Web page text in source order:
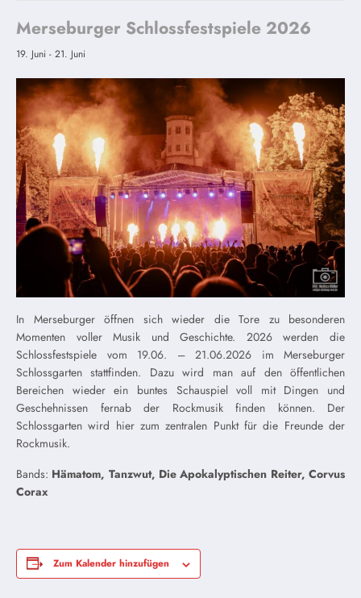
Merseburger Schlossfestspiele 2026
19. Juni - 21. Juni
In Merseburger öffnen sich wieder die Tore zu besonderen
Momenten voller Musik und Geschichte. 2026 werden die
Schlossfestspiele vom 19.06. – 21.06.2026 im Merseburger
Schlossgarten stattfinden. Dazu wird man auf den öffentlichen
Bereichen wieder ein buntes Schauspiel voll mit Dingen und
Geschehnissen fernab der Rockmusik finden können. Der
Schlossgarten wird hier zum zentralen Punkt für die Freunde der
Rockmusik.
Bands: Hämatom, Tanzwut, Die Apokalyptischen Reiter, Corvus
Corax
Zum Kalender hinzufügen